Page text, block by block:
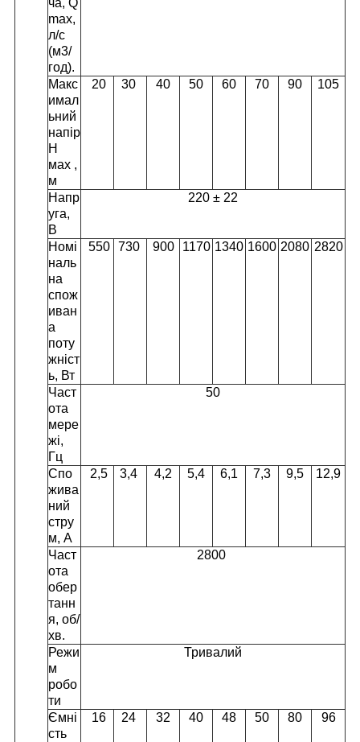
ча, Q
max,
л/с
(м3/
год).
Макс
имал
ьний
напір
H
мах ,
м
20 30 40 50 60 70 90 105
Напр
уга,
В
220 ± 22
Номі
наль
на
спож
иван
а
поту
жніст
ь, Вт
550 730 900 1170 1340 1600 2080 2820
Част
ота
мере
жі,
Гц
50
Спо
жива
ний
стру
м, А
2,5 3,4 4,2 5,4 6,1 7,3 9,5 12,9
Част
ота
обер
танн
я, об/
хв.
2800
Режи
м
робо
ти
Тривалий
Ємні
сть
16 24 32 40 48 50 80 96